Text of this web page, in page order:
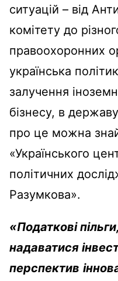
ситуацій – від
комітету до
правоохоронних
українська
залучення
бізнесу, в
про це можна
«Українського
політичних
Разумкова».
«Податкові
надаватися
перспектив